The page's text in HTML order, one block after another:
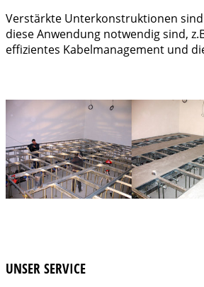
Verstärkte Unterkonstruktionen
diese Anwendung notwendig sind,
effizientes Kabelmanagement und
UNSER SERVICE